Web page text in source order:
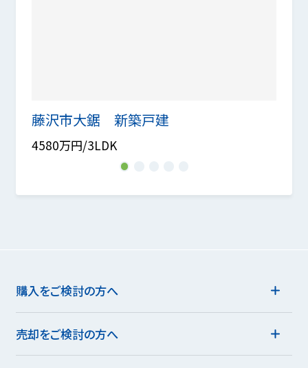
藤沢市大鋸 新築戸建
4580万円/3LDK
1
購入をご検討の方へ
売却をご検討の方へ